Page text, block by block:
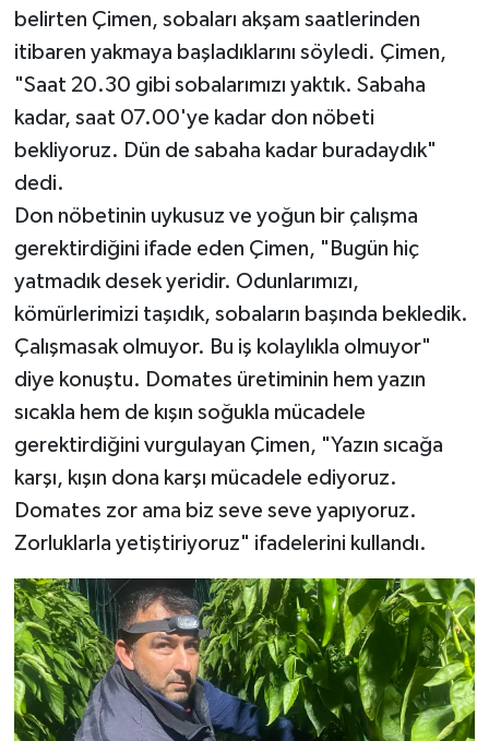
belirten Çimen, sobaları akşam saatlerinden
itibaren yakmaya başladıklarını söyledi. Çimen,
"Saat 20.30 gibi sobalarımızı yaktık. Sabaha
kadar, saat 07.00'ye kadar don nöbeti
bekliyoruz. Dün de sabaha kadar buradaydık"
dedi.
Don nöbetinin uykusuz ve yoğun bir çalışma
gerektirdiğini ifade eden Çimen, "Bugün hiç
yatmadık desek yeridir. Odunlarımızı,
kömürlerimizi taşıdık, sobaların başında bekledik.
Çalışmasak olmuyor. Bu iş kolaylıkla olmuyor"
diye konuştu. Domates üretiminin hem yazın
sıcakla hem de kışın soğukla mücadele
gerektirdiğini vurgulayan Çimen, "Yazın sıcağa
karşı, kışın dona karşı mücadele ediyoruz.
Domates zor ama biz seve seve yapıyoruz.
Zorluklarla yetiştiriyoruz" ifadelerini kullandı.